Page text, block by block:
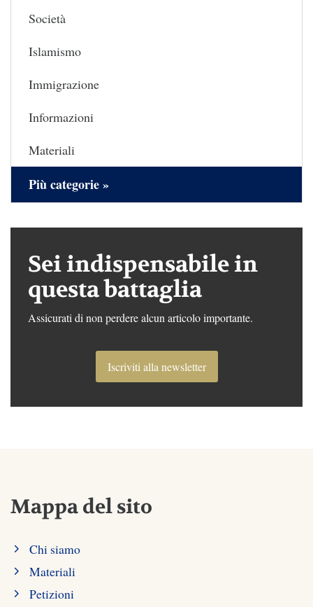
Società
Islamismo
Immigrazione
Informazioni
Materiali
Più categorie »
Sei indispensabile in
questa battaglia
Assicurati di non perdere alcun articolo importante.
Iscriviti alla newsletter
Mappa del sito
Chi siamo
Materiali
Petizioni